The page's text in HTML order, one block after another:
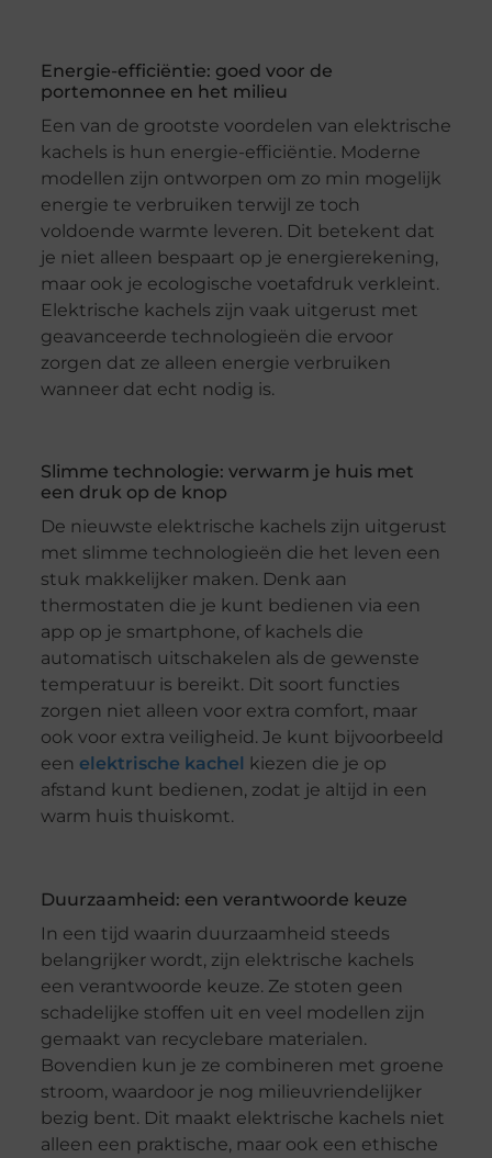
Energie-efficiëntie: goed voor de
portemonnee en het milieu
Een van de grootste voordelen van elektrische
kachels is hun energie-efficiëntie. Moderne
modellen zijn ontworpen om zo min mogelijk
energie te verbruiken terwijl ze toch
voldoende warmte leveren. Dit betekent dat
je niet alleen bespaart op je energierekening,
maar ook je ecologische voetafdruk verkleint.
Elektrische kachels zijn vaak uitgerust met
geavanceerde technologieën die ervoor
zorgen dat ze alleen energie verbruiken
wanneer dat echt nodig is.
Slimme technologie: verwarm je huis met
een druk op de knop
De nieuwste elektrische kachels zijn uitgerust
met slimme technologieën die het leven een
stuk makkelijker maken. Denk aan
thermostaten die je kunt bedienen via een
app op je smartphone, of kachels die
automatisch uitschakelen als de gewenste
temperatuur is bereikt. Dit soort functies
zorgen niet alleen voor extra comfort, maar
ook voor extra veiligheid. Je kunt bijvoorbeeld
een elektrische kachel
kiezen die je op
afstand kunt bedienen, zodat je altijd in een
warm huis thuiskomt.
Duurzaamheid: een verantwoorde keuze
In een tijd waarin duurzaamheid steeds
belangrijker wordt, zijn elektrische kachels
een verantwoorde keuze. Ze stoten geen
schadelijke stoffen uit en veel modellen zijn
gemaakt van recyclebare materialen.
Bovendien kun je ze combineren met groene
stroom, waardoor je nog milieuvriendelijker
bezig bent. Dit maakt elektrische kachels niet
alleen een praktische, maar ook een ethische